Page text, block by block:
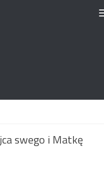
swego i Matkę